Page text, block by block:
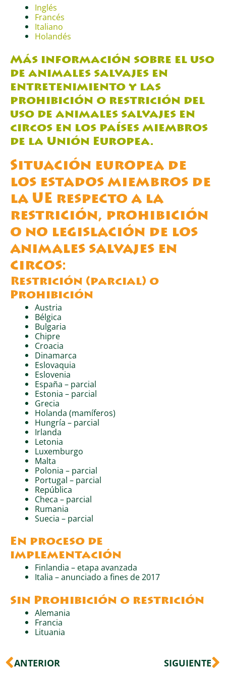
Inglés
Francés
Italiano
Holandés
Más información sobre el uso
de animales salvajes en
entretenimiento y las
prohibición o restrición del
uso de animales salvajes en
circos en los países miembros
de la Unión Europea.
Situación europea de
los estados miembros de
la UE respecto a la
restrición, prohibición
o no legislación de los
animales salvajes en
circos:
Restrición (parcial) o
Prohibición
Austria
Bélgica
Bulgaria
Chipre
Croacia
Dinamarca
Eslovaquia
Eslovenia
España – parcial
Estonia – parcial
Grecia
Holanda (mamíferos)
Hungría – parcial
Irlanda
Letonia
Luxemburgo
Malta
Polonia – parcial
Portugal – parcial
República
Checa – parcial
Rumania
Suecia – parcial
En proceso de
implementación
Finlandia – etapa avanzada
Italia – anunciado a fines de 2017
Sin Prohibición o restrición
Alemania
Francia
Lituania
Ant
ANTERIOR SIGUIENTE